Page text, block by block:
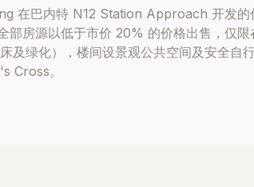
在巴内特 N12 Station Approach 开发的
房源以低于市价 20% 的价格出售，仅限
及绿化），楼间设景观公共空间及安全自
Cross。